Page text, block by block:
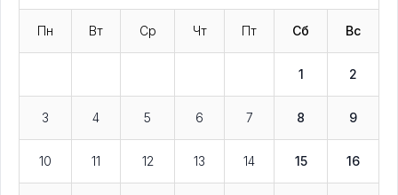
Пн Вт Ср Чт Пт Сб Вс
1 2
3 4 5 6 7 8 9
10 11 12 13 14 15 16